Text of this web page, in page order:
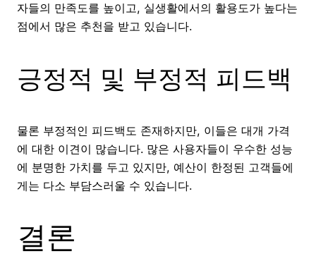
자들의 만족도를 높이고, 실생활에서의 활용도가 높다는
점에서 많은 추천을 받고 있습니다.
긍정적 및 부정적 피드백
물론 부정적인 피드백도 존재하지만, 이들은 대개 가격
에 대한 이견이 많습니다. 많은 사용자들이 우수한 성능
에 분명한 가치를 두고 있지만, 예산이 한정된 고객들에
게는 다소 부담스러울 수 있습니다.
결론